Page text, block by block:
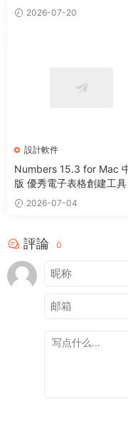
繪制軟件
2026-07-20
設計軟件
Numbers 15.3 for Mac
版 優秀電子表格創建工具
2026-07-04
評論 0